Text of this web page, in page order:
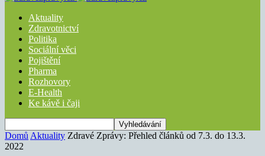
Aktuality
Zdravotnictví
Politika
Sociální věci
Pojištění
Pharma
Rozhovory
E-Health
Ke kávě i čaji
Domů Aktuality Zdravé Zprávy: Přehled článků od 7.3. do 13.3.
2022